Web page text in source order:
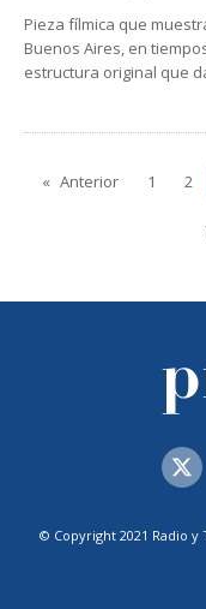
Pieza fílmica que
Buenos Aires, en
estructura original que
Anterior 1 2
© Copyright 2021 Radio y